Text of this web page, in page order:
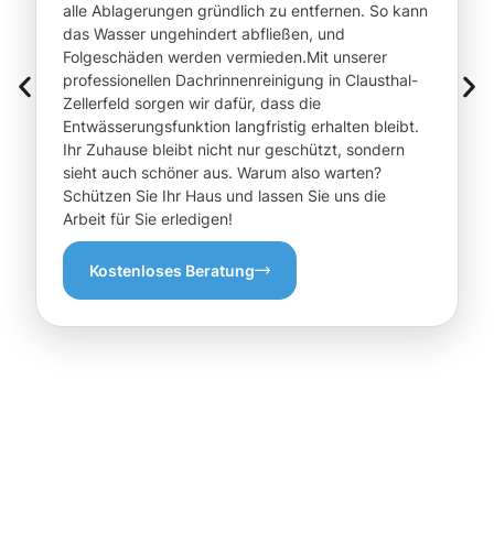
alle Ablagerungen gründlich zu entfernen. So kann
das Wasser ungehindert abfließen, und
Folgeschäden werden vermieden.Mit unserer
professionellen Dachrinnenreinigung in Clausthal-
Zellerfeld sorgen wir dafür, dass die
Entwässerungsfunktion langfristig erhalten bleibt.
Ihr Zuhause bleibt nicht nur geschützt, sondern
sieht auch schöner aus. Warum also warten?
Schützen Sie Ihr Haus und lassen Sie uns die
Arbeit für Sie erledigen!
Kostenloses Beratung